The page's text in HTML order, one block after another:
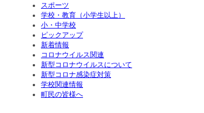
スポーツ
学校・教育（小学生以上）
小・中学校
ピックアップ
新着情報
コロナウイルス関連
新型コロナウイルスについて
新型コロナ感染症対策
学校関連情報
町民の皆様へ